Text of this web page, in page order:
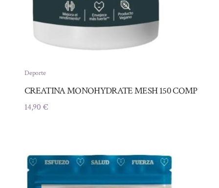
Deporte
CREATINA MONOHYDRATE MESH 150 COMP
14,90 €